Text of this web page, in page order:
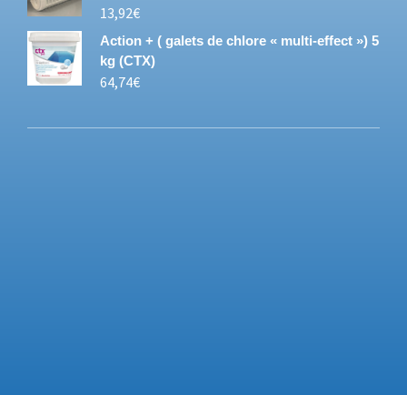
13,92€
Action + ( galets de chlore « multi-effect ») 5
kg (CTX)
64,74€